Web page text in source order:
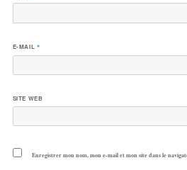
E-MAIL *
SITE WEB
Enregistrer mon nom, mon e-mail et mon site dans le